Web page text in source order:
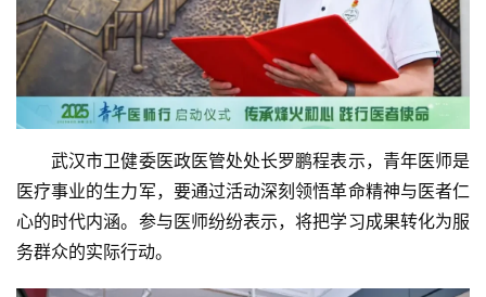
首
页
协
绍
党
建
武汉市卫健委医政医管处处长罗鹏程表示，青年医师是
医疗事业的生力军，要通过活动深刻领悟革命精神与医者仁
心的时代内涵。参与医师纷纷表示，将把学习成果转化为服
务群众的实际行动。